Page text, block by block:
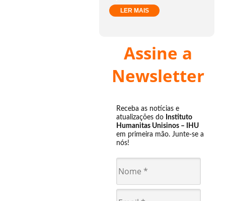
LER MAIS
Assine a
Newsletter
Receba as notícias e
atualizações do Instituto
Humanitas Unisinos – IHU
em primeira mão. Junte-se a
nós!